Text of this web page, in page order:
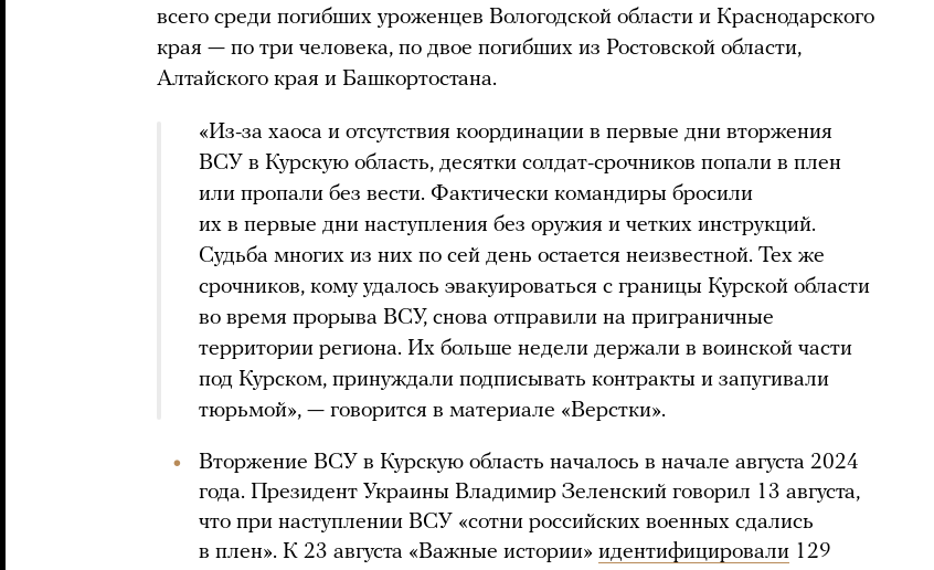
всего среди погибших уроженцев Вологодской области и Краснодарского
края — по три человека, по двое погибших из Ростовской области,
Алтайского края и Башкортостана.
«Из-за хаоса и отсутствия координации в первые дни вторжения
ВСУ в Курскую область, десятки солдат-срочников попали в плен
или пропали без вести. Фактически командиры бросили
их в первые дни наступления без оружия и четких инструкций.
Судьба многих из них по сей день остается неизвестной. Тех же
срочников, кому удалось эвакуироваться с границы Курской области
во время прорыва ВСУ, снова отправили на приграничные
территории региона. Их больше недели держали в воинской части
под Курском, принуждали подписывать контракты и запугивали
тюрьмой», — говорится в материале «Верстки».
Вторжение ВСУ в Курскую область началось в начале августа 2024
года. Президент Украины Владимир Зеленский говорил 13 августа,
что при наступлении ВСУ «сотни российских военных сдались
в плен». К 23 августа «Важные истории» идентифицировали 129